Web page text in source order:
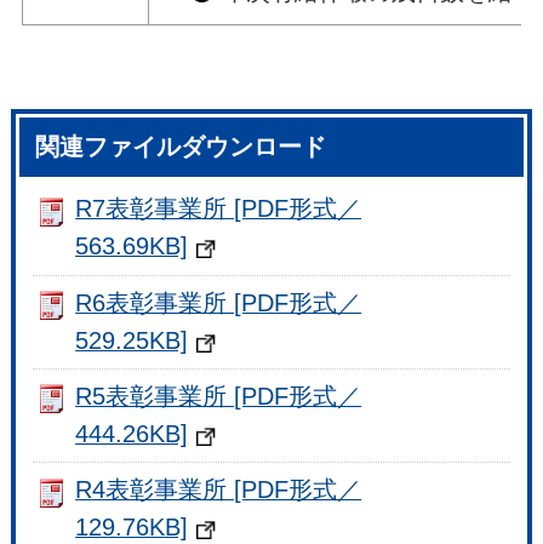
関連ファイルダウンロード
R7表彰事業所 [PDF形式／
563.69KB]
R6表彰事業所 [PDF形式／
529.25KB]
R5表彰事業所 [PDF形式／
444.26KB]
R4表彰事業所 [PDF形式／
129.76KB]